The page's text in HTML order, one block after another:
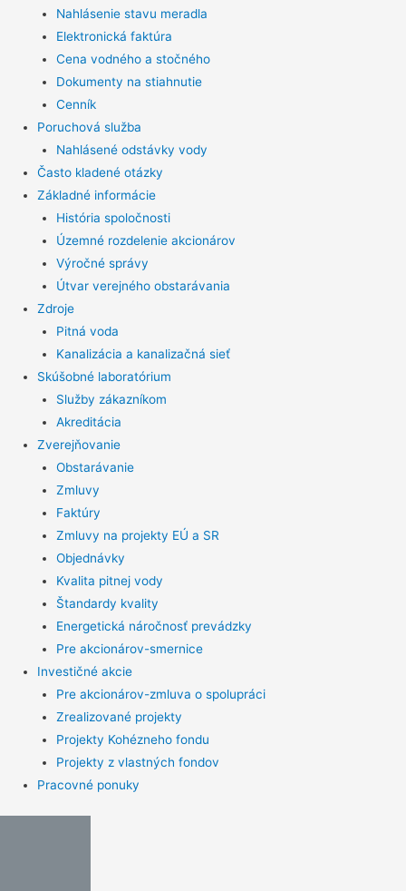
Nahlásenie stavu meradla
Elektronická faktúra
Cena vodného a stočného
Dokumenty na stiahnutie
Cenník
Poruchová služba
Nahlásené odstávky vody
Často kladené otázky
Základné informácie
História spoločnosti
Územné rozdelenie akcionárov
Výročné správy
Útvar verejného obstarávania
Zdroje
Pitná voda
Kanalizácia a kanalizačná sieť
Skúšobné laboratórium
Služby zákazníkom
Akreditácia
Zverejňovanie
Obstarávanie
Zmluvy
Faktúry
Zmluvy na projekty EÚ a SR
Objednávky
Kvalita pitnej vody
Štandardy kvality
Energetická náročnosť prevádzky
Pre akcionárov-smernice
Investičné akcie
Pre akcionárov-zmluva o spolupráci
Zrealizované projekty
Projekty Kohézneho fondu
Projekty z vlastných fondov
Pracovné ponuky